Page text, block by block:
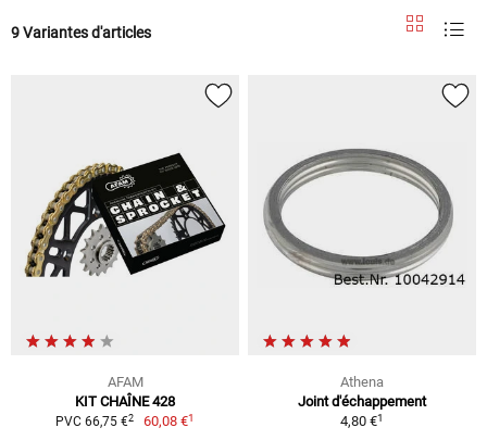
9 Variantes d'articles
AFAM
KIT CHAÎNE 428
PVC 66,75 €2 60,08 €1
Athena
Joint d'échappement
4,80 €1